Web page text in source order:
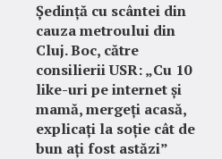
Ședință cu scântei din
cauza metroului din
Cluj. Boc, către
consilierii USR: „Cu 10
like-uri pe internet și
mamă, mergeți acasă,
explicați la soție cât de
bun ați fost astăzi”